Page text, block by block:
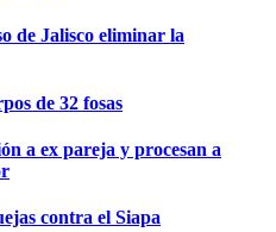
de Jalisco eliminar la
de 32 fosas
a ex pareja y procesan a
contra el Siapa